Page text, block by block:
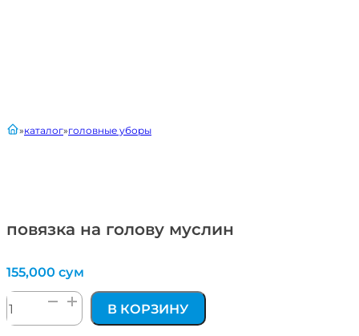
повязка на голову муслин
главнаякаталог головные уборы
155,000 сум
Количество
товара
В КОРЗИНУ